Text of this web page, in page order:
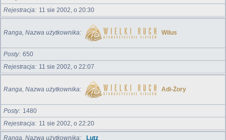
Rejestracja
11 sie 2002, o 20:30
Ranga, Nazwa użytkownika Wilus
Posty 650
Rejestracja
11 sie 2002, o 22:07
Ranga, Nazwa użytkownika Adi-Żory
Posty
1480
Rejestracja
11 sie 2002, o 22:20
Ranga, Nazwa użytkownika
Lutz